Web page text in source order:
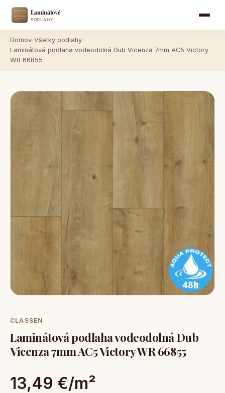
Domov Všetky podlahy
Laminátová podlaha vodeodolná Dub Vicenza 7mm AC5 Victory
WR 66855
CLASSEN
Laminátová podlaha vodeodolná Dub
Vicenza 7mm AC5 Victory WR 66855
13,49 €/m²